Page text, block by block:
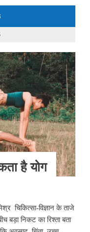
है योग
चिकित्सा-विज्ञान के ताजे
बड़ा निकट का रिश्ता बता